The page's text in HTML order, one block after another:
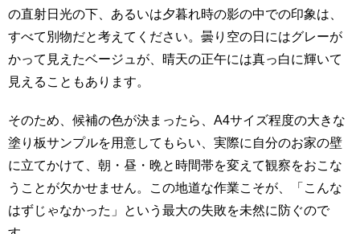
の直射日光の下、あるいは夕暮れ時の影の中での印象は、
すべて別物だと考えてください。曇り空の日にはグレーが
かって見えたベージュが、晴天の正午には真っ白に輝いて
見えることもあります。
そのため、候補の色が決まったら、A4サイズ程度の大きな
塗り板サンプルを用意してもらい、実際に自分のお家の壁
に立てかけて、朝・昼・晩と時間帯を変えて観察をおこな
うことが欠かせません。この地道な作業こそが、「こんな
はずじゃなかった」という最大の失敗を未然に防ぐので